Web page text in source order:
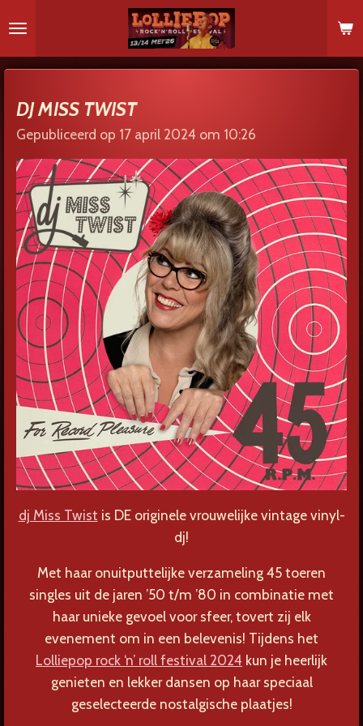
naar
hoofdinhoud
DJ MISS TWIST
Gepubliceerd op 17 april 2024 om 10:26
dj Miss Twist is DE originele vrouwelijke vintage vinyl-
dj!
Met haar onuitputtelijke verzameling 45 toeren
singles uit de jaren ’50 t/m ’80 in combinatie met
haar unieke gevoel voor sfeer, tovert zij elk
evenement om in een belevenis! Tijdens het
Lolliepop rock ‘n’ roll festival 2024 kun je heerlijk
genieten en lekker dansen op haar speciaal
geselecteerde nostalgische plaatjes!